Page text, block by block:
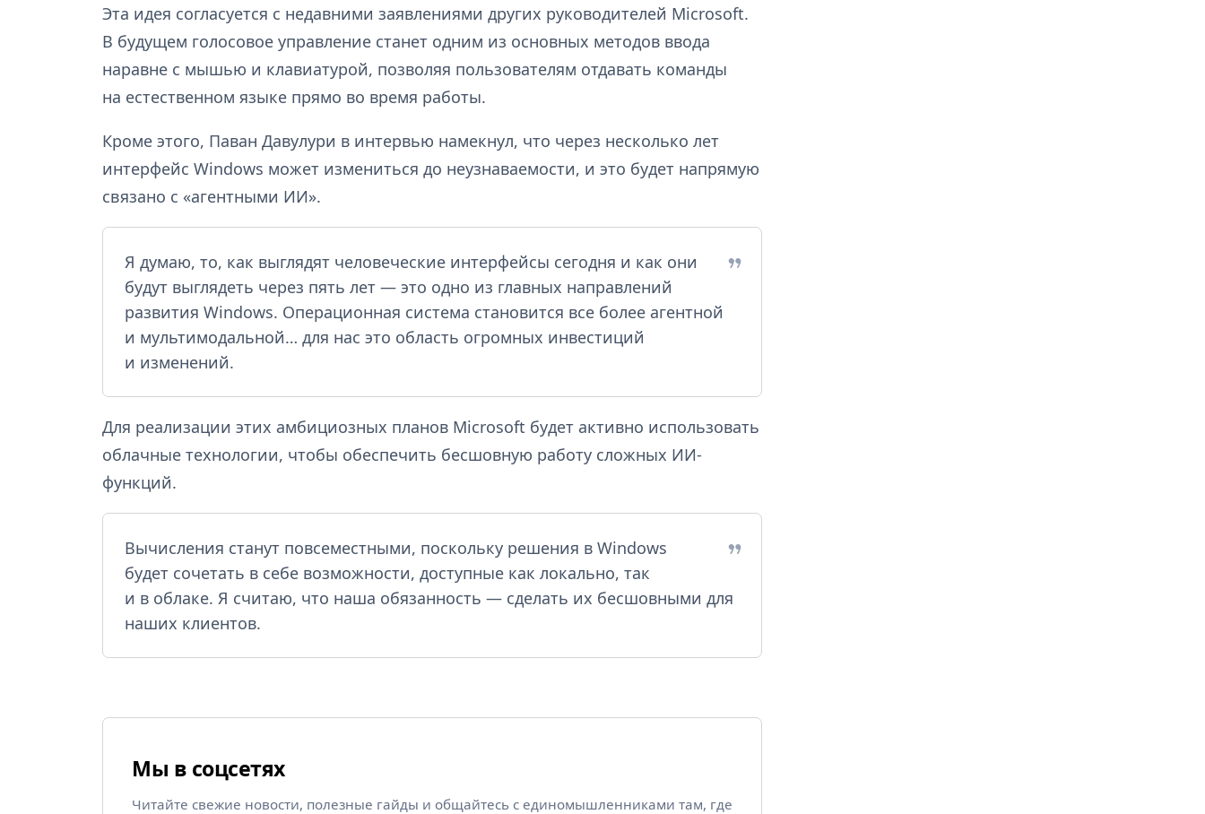
Эта идея согласуется с недавними заявлениями других руководителей Microsoft.
В будущем голосовое управление станет одним из основных методов ввода
наравне с мышью и клавиатурой, позволяя пользователям отдавать команды
на естественном языке прямо во время работы.
Кроме этого, Паван Давулури в интервью намекнул, что через несколько лет
интерфейс Windows может измениться до неузнаваемости, и это будет напрямую
связано с «агентными ИИ».
Я думаю, то, как выглядят человеческие интерфейсы сегодня и как они
будут выглядеть через пять лет — это одно из главных направлений
развития Windows. Операционная система становится все более агентной
и мультимодальной… для нас это область огромных инвестиций
и изменений.
Для реализации этих амбициозных планов Microsoft будет активно использовать
облачные технологии, чтобы обеспечить бесшовную работу сложных ИИ-
функций.
Вычисления станут повсеместными, поскольку решения в Windows
будет сочетать в себе возможности, доступные как локально, так
и в облаке. Я считаю, что наша обязанность — сделать их бесшовными для
наших клиентов.
Мы в соцсетях
Читайте свежие новости, полезные гайды и общайтесь с единомышленниками там, где